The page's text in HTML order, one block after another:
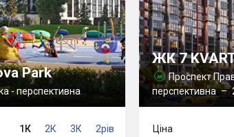
Park
- перспективна
1К 2К 3К 2рів
ЖК 7

Проспект
перспективна–
Ціна